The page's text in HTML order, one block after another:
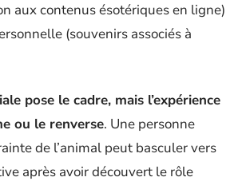
aux contenus ésotériques en ligne)
(souvenirs associés à
pose le cadre, mais l’expérience
ou le renverse. Une personne
de l’animal peut basculer vers
après avoir découvert le rôle